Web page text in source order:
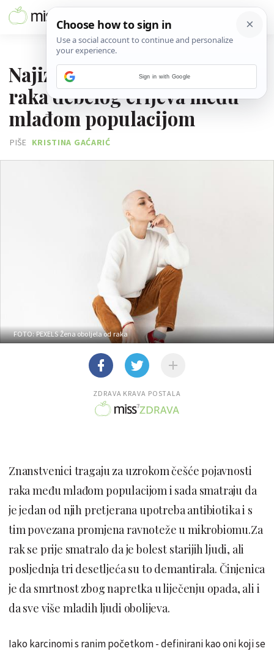
Najizgledniji uzrok pojave
raka debelog crijeva među
mlađom populacijom
PIŠE KRISTINA GAĆARIĆ
FOTO: PEXELSŽena oboljela od raka
ZDRAVA KRAVA POSTALA
Znanstvenici tragaju za uzrokom češće pojavnosti
raka među mlađom populacijom i sada smatraju da
je jedan od njih pretjerana upotreba antibiotika i s
tim povezana promjena ravnoteže u mikrobiomu.Za
rak se prije smatralo da je bolest starijih ljudi, ali
posljednja tri desetljeća su to demantirala. Činjenica
je da smrtnost zbog napretka u liječenju opada, ali i
da sve više mladih ljudi obolijeva.
Iako karcinomi s ranim početkom - definirani kao oni koji se
Sign in with Google